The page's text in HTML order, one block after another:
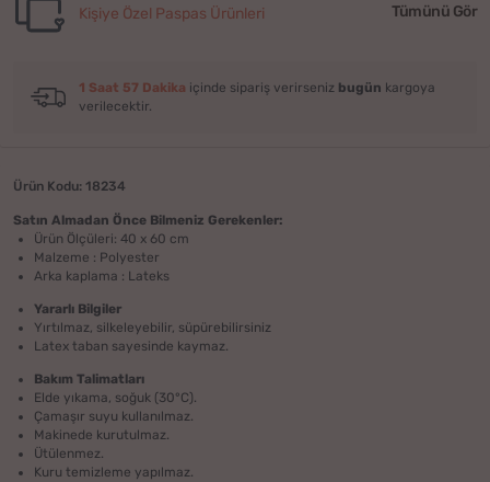
Kişiye Özel Paspas Ürünleri Tümünü Gör
1 Saat 57 Dakika içinde sipariş verirseniz bugün kargoya
verilecektir.
Ürün Kodu: 18234
Satın Almadan Önce Bilmeniz Gerekenler:
Ürün Ölçüleri: 40 x 60 cm
Malzeme : Polyester
Arka kaplama : Lateks
Yararlı Bilgiler
Yırtılmaz, silkeleyebilir, süpürebilirsiniz
Latex taban sayesinde kaymaz.
Bakım Talimatları
Elde yıkama, soğuk (30°C).
Çamaşır suyu kullanılmaz.
Makinede kurutulmaz.
Ütülenmez.
Kuru temizleme yapılmaz.